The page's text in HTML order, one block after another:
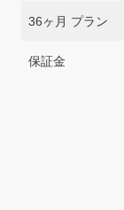
36ヶ月 プラン
保証金